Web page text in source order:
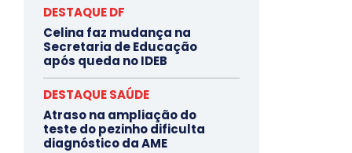
DESTAQUE DF
Celina faz mudança na
Secretaria de Educação
após queda no IDEB
DESTAQUE SAÚDE
Atraso na ampliação do
teste do pezinho dificulta
diagnóstico da AME